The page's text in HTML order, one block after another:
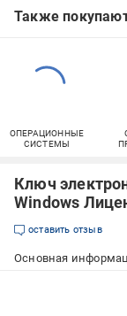
Также
ОПЕРАЦИОННЫЕ
СИСТЕМЫ
Ключ
Windows
оставить отзыв
Основная